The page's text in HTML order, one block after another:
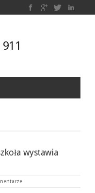
wystawia